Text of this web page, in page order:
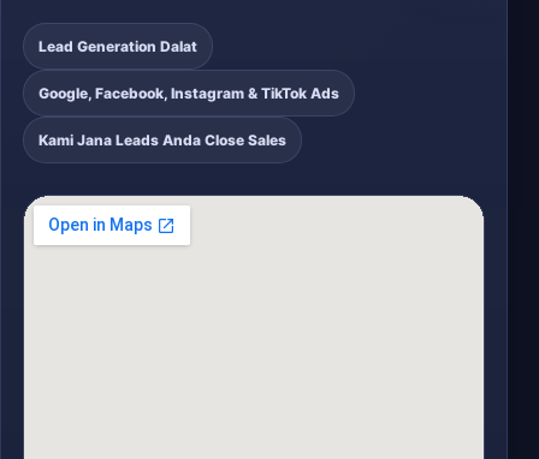
Lead Generation Dalat
Google, Facebook, Instagram & TikTok Ads
Kami Jana Leads Anda Close Sales